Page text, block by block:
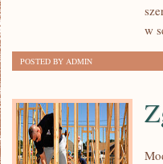
w
POSTED BY ADMIN